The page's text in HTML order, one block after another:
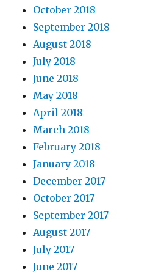
October 2018
September 2018
August 2018
July 2018
June 2018
May 2018
April 2018
March 2018
February 2018
January 2018
December 2017
October 2017
September 2017
August 2017
July 2017
June 2017